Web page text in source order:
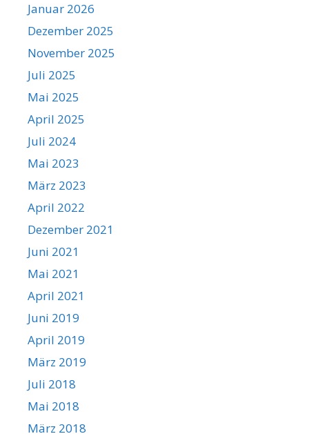
Januar 2026
Dezember 2025
November 2025
Juli 2025
Mai 2025
April 2025
Juli 2024
Mai 2023
März 2023
April 2022
Dezember 2021
Juni 2021
Mai 2021
April 2021
Juni 2019
April 2019
März 2019
Juli 2018
Mai 2018
März 2018